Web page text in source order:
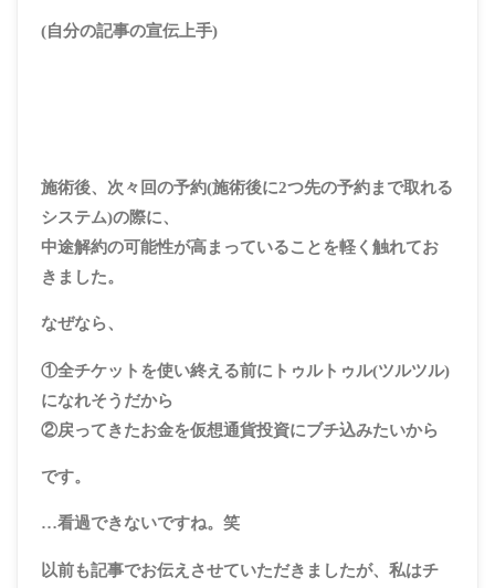
(自分の記事の宣伝上手)
施術後、次々回の予約(施術後に2つ先の予約まで取れる
システム)の際に、
中途解約の可能性が高まっていることを軽く触れてお
きました。
なぜなら、
①全チケットを使い終える前に トゥルトゥル(ツルツル)
になれそうだから
②戻ってきたお金を仮想通貨投資にブチ込みたいから
です。
…看過できないですね。笑
以前も記事でお伝えさせていただきましたが、私はチ